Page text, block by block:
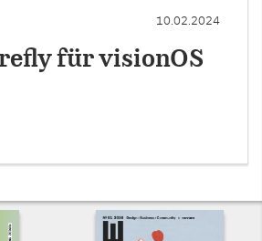
10.02.2024
für visionOS